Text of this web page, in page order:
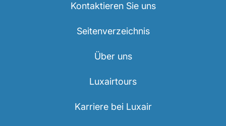
Kontaktieren Sie uns
Seitenverzeichnis
Über uns
Luxairtours
Karriere bei Luxair